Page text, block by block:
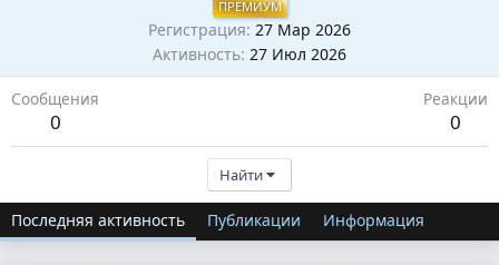
ПРЕМИУМ
Регистрация 27 Мар 2026
Активность 27 Июл 2026
Сообщения
0
Реакции
0
Найти
Последняя активность Публикации Информация